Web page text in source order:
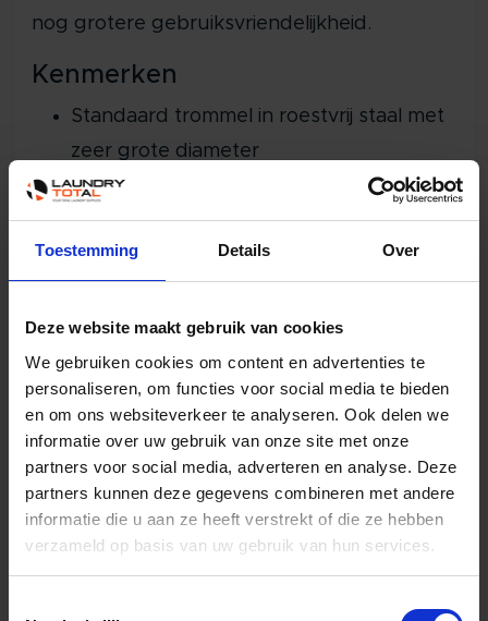
Toestemming Details Over
Deze website maakt gebruik van cookies
We gebruiken cookies om content en advertenties te
personaliseren, om functies voor social media te bieden
en om ons websiteverkeer te analyseren. Ook delen we
informatie over uw gebruik van onze site met onze
partners voor social media, adverteren en analyse. Deze
partners kunnen deze gegevens combineren met andere
informatie die u aan ze heeft verstrekt of die ze hebben
verzameld op basis van uw gebruik van hun services.
nog grotere gebruiksvriendelijkheid.
Kenmerken
Standaard trommel in roestvrij staal met
zeer grote diameter
Warmtepompverwarming
Gebruiksvriendelijke microprocessor
(ECT)
laden en ontladen
Zelfreinigende pluisjesfilter
Combinatie van radiale en axiale
luchtstroom - RADAX® concept:
- Maximale warmtetransfer
- Laag energieverbruik
- Snelle droogtijden
geleverd